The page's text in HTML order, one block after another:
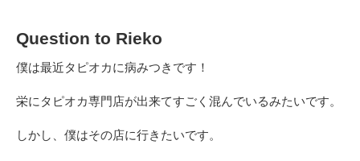
Question to Rieko
僕は最近タピオカに病みつきです！
栄にタピオカ専門店が出来てすごく混んでいるみたいです。
しかし、僕はその店に行きたいです。